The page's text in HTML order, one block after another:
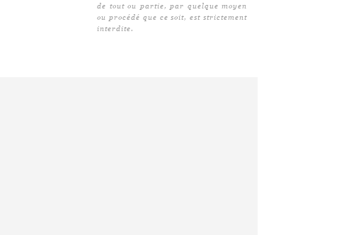
de tout ou partie, par quelque moyen
ou procédé que ce soit, est strictement
interdite.